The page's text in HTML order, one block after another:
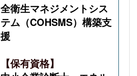
全衛生マネジメントシス
テム（COHSMS）構築支
援
【保有資格】